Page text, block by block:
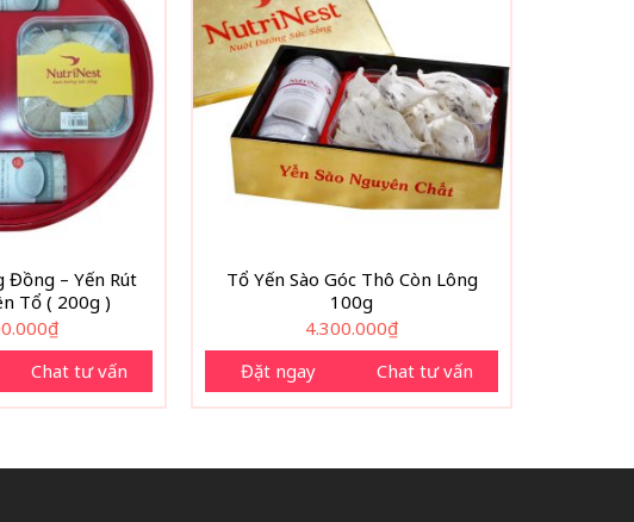
Đồng – Yến Rút
Tổ ( 200g )
₫
Chat tư vấn
Tổ Yến Sào Góc Thô Còn Lông
100g
4.300.000₫
Đặt ngay
Chat tư vấn